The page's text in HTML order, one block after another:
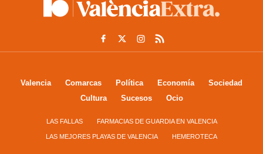
Valencia Comarcas Política Economía
Sociedad
Cultura
Sucesos Ocio
LAS FALLAS FARMACIAS DE GUARDIA EN VALENCIA
LAS MEJORES PLAYAS DE VALENCIA HEMEROTECA